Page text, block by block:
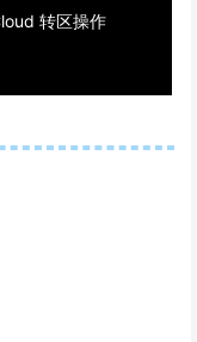
转区操作